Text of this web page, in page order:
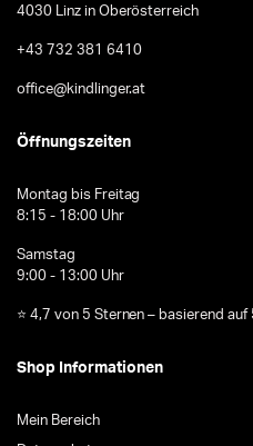
4030 Linz in Oberösterreich
+43 732 381 6410
office@kindlinger.at
Öffnungszeiten
Montag bis Freitag
8:15 - 18:00 Uhr
Samstag
9:00 - 13:00 Uhr
⭐ 4,7 von 5 Sternen – basierend
Shop Informationen
Mein Bereich